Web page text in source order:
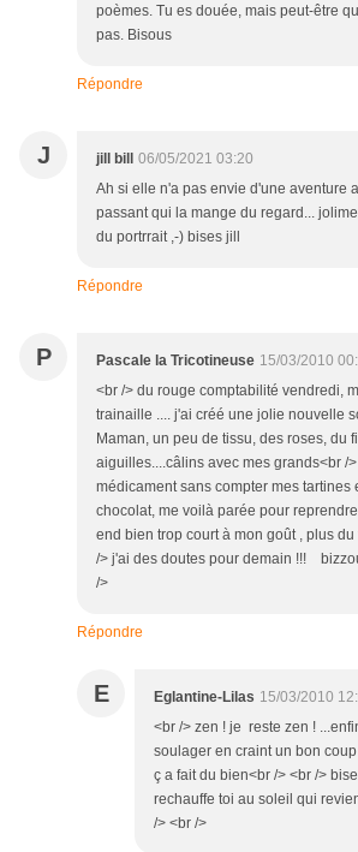
poèmes. Tu es douée, mais peut-être
pas. Bisous
Répondre
J jill bill
06/05/2021 03:20
Ah si elle n'a pas envie d'une aventure
passant qui la mange du regard...
du portrrait ,-) bises jill
Répondre
P Pascale la Tricotineuse 15/03/2010
<br /> du rouge comptabilité vendredi,
trainaille .... j'ai créé une jolie nouvelle
Maman, un peu de tissu, des roses, du
aiguilles....câlins avec mes grands<br /
médicament sans compter mes tartines
chocolat, me voilà parée pour
end bien trop court à mon goût , plus
/> j'ai des doutes pour demain !!!
/>
Répondre
E Eglantine-Lilas 15/03/2010
<br /> zen ! je reste zen !
soulager en craint un bon
ç a fait du bien<br /> <br />
rechauffe toi au soleil qui
/> <br />